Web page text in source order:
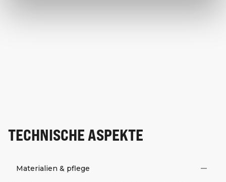
TECHNISCHE ASPEKTE
Materialien & pflege